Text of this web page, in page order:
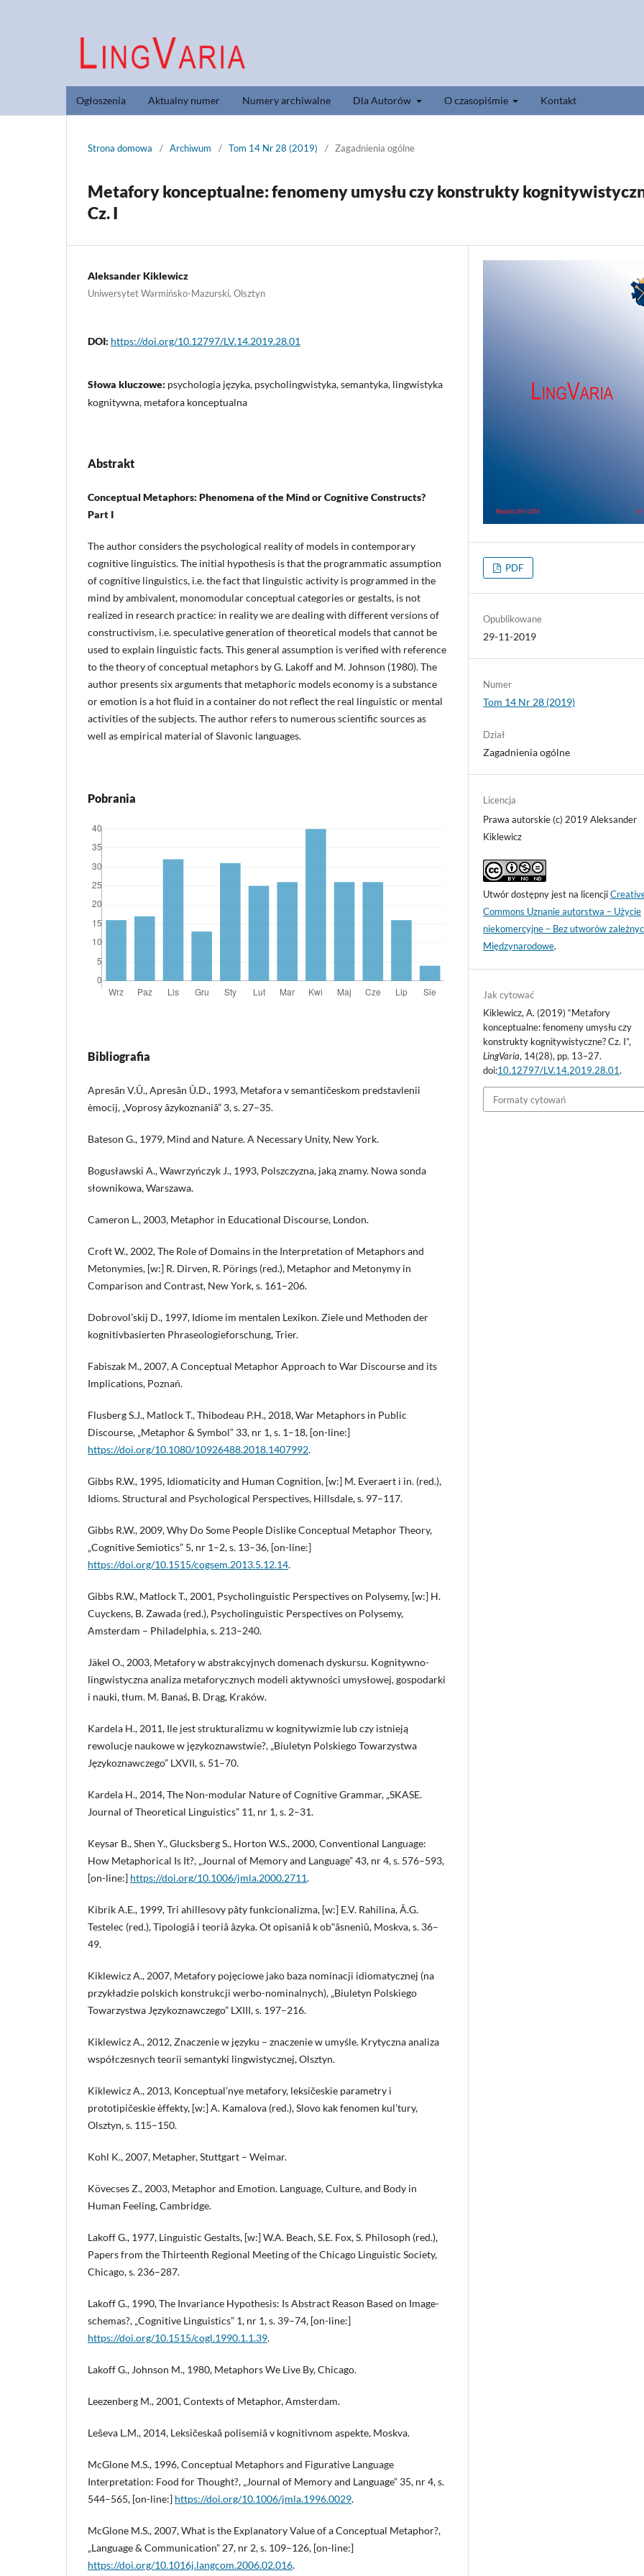
Ogłoszenia Aktualny numer Numery archiwalne Dla Autorów O czasopiśmie Kontakt
Strona domowa / Archiwum / Tom 14 Nr 28 (2019) / Zagadnienia ogólne
Metafory konceptualne: fenomeny umysłu czy konstrukty
Cz. I
Aleksander Kiklewicz
Uniwersytet Warmińsko-Mazurski, Olsztyn
DOI: https://doi.org/10.12797/LV.14.2019.28.01
Słowa kluczowe: psychologia języka, psycholingwistyka, semantyka, lingwistyka
kognitywna, metafora konceptualna
Abstrakt
Conceptual Metaphors: Phenomena of the Mind or Cognitive Constructs?
Part I
The author considers the psychological reality of models in contemporary
cognitive linguistics. The initial hypothesis is that the programmatic assumption
of cognitive linguistics, i.e. the fact that linguistic activity is programmed in the
mind by ambivalent, monomodular conceptual categories or gestalts, is not
realized in research practice: in reality we are dealing with different versions of
constructivism, i.e. speculative generation of theoretical models that cannot be
used to explain linguistic facts. This general assumption is verified with reference
to the theory of conceptual metaphors by G. Lakoff and M. Johnson (1980). The
author presents six arguments that metaphoric models economy is a substance
or emotion is a hot fluid in a container do not reflect the real linguistic or mental
activities of the subjects. The author refers to numerous scientific sources as
well as empirical material of Slavonic languages.
Pobrania
Bibliografia
Apresân V.Û., Apresân Û.D., 1993, Metafora v semantičeskom predstavlenii
èmocij, „Voprosy âzykoznaniâ” 3, s. 27–35.
Bateson G., 1979, Mind and Nature. A Necessary Unity, New York.
Bogusławski A., Wawrzyńczyk J., 1993, Polszczyzna, jaką znamy. Nowa sonda
słownikowa, Warszawa.
Cameron L., 2003, Metaphor in Educational Discourse, London.
Croft W., 2002, The Role of Domains in the Interpretation of Metaphors and
Metonymies, [w:] R. Dirven, R. Pörings (red.), Metaphor and Metonymy in
Comparison and Contrast, New York, s. 161–206.
Dobrovol’skij D., 1997, Idiome im mentalen Lexikon. Ziele und Methoden der
kognitivbasierten Phraseologieforschung, Trier.
Fabiszak M., 2007, A Conceptual Metaphor Approach to War Discourse and its
Implications, Poznań.
Flusberg S.J., Matlock T., Thibodeau P.H., 2018, War Metaphors in Public
Discourse, „Metaphor & Symbol” 33, nr 1, s. 1–18, [on-line:]
https://doi.org/10.1080/10926488.2018.1407992.
Gibbs R.W., 1995, Idiomaticity and Human Cognition, [w:] M. Everaert i in. (red.),
Idioms. Structural and Psychological Perspectives, Hillsdale, s. 97–117.
Gibbs R.W., 2009, Why Do Some People Dislike Conceptual Metaphor Theory,
„Cognitive Semiotics” 5, nr 1–2, s. 13–36, [on-line:]
https://doi.org/10.1515/cogsem.2013.5.12.14.
Gibbs R.W., Matlock T., 2001, Psycholinguistic Perspectives on Polysemy, [w:] H.
Cuyckens, B. Zawada (red.), Psycholinguistic Perspectives on Polysemy,
Amsterdam – Philadelphia, s. 213–240.
Jäkel O., 2003, Metafory w abstrakcyjnych domenach dyskursu. Kognitywno-
lingwistyczna analiza metaforycznych modeli aktywności umysłowej, gospodarki
i nauki, tłum. M. Banaś, B. Drąg, Kraków.
Kardela H., 2011, Ile jest strukturalizmu w kognitywizmie lub czy istnieją
rewolucje naukowe w językoznawstwie?, „Biuletyn Polskiego Towarzystwa
Językoznawczego” LXVII, s. 51–70.
Kardela H., 2014, The Non-modular Nature of Cognitive Grammar, „SKASE.
Journal of Theoretical Linguistics” 11, nr 1, s. 2–31.
Keysar B., Shen Y., Glucksberg S., Horton W.S., 2000, Conventional Language:
How Metaphorical Is It?, „Journal of Memory and Language” 43, nr 4, s. 576–593,
[on-line:] https://doi.org/10.1006/jmla.2000.2711.
Kibrik A.E., 1999, Tri ahillesovy pâty funkcionalizma, [w:] E.V. Rahilina, Â.G.
Testelec (red.), Tipologiâ i teoriâ âzyka. Ot opisaniâ k obʺâsneniû, Moskva, s. 36–
49.
Kiklewicz A., 2007, Metafory pojęciowe jako baza nominacji idiomatycznej (na
przykładzie polskich konstrukcji werbo-nominalnych), „Biuletyn Polskiego
Towarzystwa Językoznawczego” LXIII, s. 197–216.
Kiklewicz A., 2012, Znaczenie w języku – znaczenie w umyśle. Krytyczna analiza
współczesnych teorii semantyki lingwistycznej, Olsztyn.
Kiklewicz A., 2013, Konceptual’nye metafory, leksičeskie parametry i
prototipičeskie èffekty, [w:] A. Kamalova (red.), Slovo kak fenomen kul’tury,
Olsztyn, s. 115–150.
Kohl K., 2007, Metapher, Stuttgart – Weimar.
Kövecses Z., 2003, Metaphor and Emotion. Language, Culture, and Body in
Human Feeling, Cambridge.
Lakoff G., 1977, Linguistic Gestalts, [w:] W.A. Beach, S.E. Fox, S. Philosoph (red.),
Papers from the Thirteenth Regional Meeting of the Chicago Linguistic Society,
Chicago, s. 236–287.
Lakoff G., 1990, The Invariance Hypothesis: Is Abstract Reason Based on Image-
schemas?, „Cognitive Linguistics” 1, nr 1, s. 39–74, [on-line:]
https://doi.org/10.1515/cogl.1990.1.1.39.
Lakoff G., Johnson M., 1980, Metaphors We Live By, Chicago.
Leezenberg M., 2001, Contexts of Metaphor, Amsterdam.
Leŝeva L.M., 2014, Leksičeskaâ polisemiâ v kognitivnom aspekte, Moskva.
McGlone M.S., 1996, Conceptual Metaphors and Figurative Language
Interpretation: Food for Thought?, „Journal of Memory and Language” 35, nr 4, s.
544–565, [on-line:] https://doi.org/10.1006/jmla.1996.0029.
McGlone M.S., 2007, What is the Explanatory Value of a Conceptual Metaphor?,
„Language & Communication” 27, nr 2, s. 109–126, [on-line:]
https://doi.org/10.1016j.langcom.2006.02.016.
PDF
Opublikowane
29-11-2019
Numer
Tom 14 Nr 28 (2019)
Dział
Zagadnienia ogólne
Licencja
Prawa autorskie (c) 2019 Aleksander
Kiklewicz
Utwór dostępny jest na licencji
Commons Uznanie autorstwa – Użycie
niekomercyjne – Bez utworów
Międzynarodowe.
Jak cytować
Kiklewicz, A. (2019) “Metafory
konceptualne: fenomeny umysłu czy
konstrukty kognitywistyczne? Cz. I”,
LingVaria, 14(28), pp. 13–27.
doi:10.12797/LV.14.2019.28.01.
Formaty cytowań